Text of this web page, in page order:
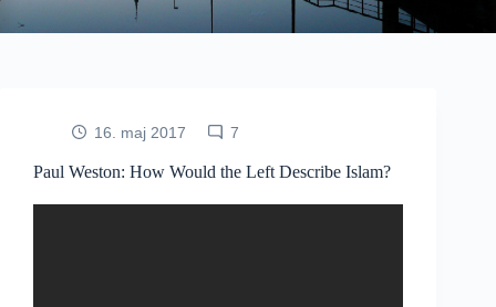
16. maj 2017 7
Paul Weston: How Would the Left Describe Islam?